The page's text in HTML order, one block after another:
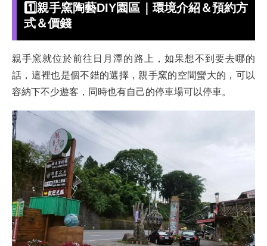
1️⃣親手窯陶藝DIY園區｜環境介紹＆預約方
式＆價錢
親手窯就位於前往日月潭的路上，如果想不到要去哪的
話，這裡也是個不錯的選擇，親手窯的空間蠻大的，可以
容納下不少遊客，同時也有自己的停車場可以停車。